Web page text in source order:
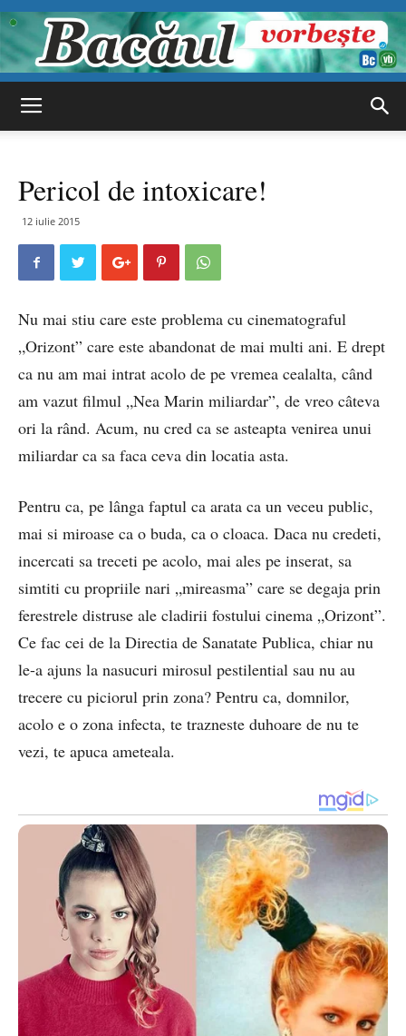
vorbește
Pericol de intoxicare!
12 iulie 2015
Nu mai stiu care este problema cu cinematograful
„Orizont” care este abandonat de mai multi ani. E drept
ca nu am mai intrat acolo de pe vremea cealalta, când
am vazut filmul „Nea Marin miliardar”, de vreo câteva
ori la rând. Acum, nu cred ca se asteapta venirea unui
miliardar ca sa faca ceva din locatia asta.
Pentru ca, pe lânga faptul ca arata ca un veceu public,
mai si miroase ca o buda, ca o cloaca. Daca nu credeti,
incercati sa treceti pe acolo, mai ales pe inserat, sa
simtiti cu propriile nari „mireasma” care se degaja prin
ferestrele distruse ale cladirii fostului cinema „Orizont”.
Ce fac cei de la Directia de Sanatate Publica, chiar nu
le-a ajuns la nasucuri mirosul pestilential sau nu au
trecere cu piciorul prin zona? Pentru ca, domnilor,
acolo e o zona infecta, te trazneste duhoare de nu te
vezi, te apuca ameteala.